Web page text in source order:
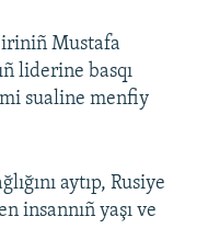
Mustafa
liderine basqı
sualine menfiy
aytıp, Rusiye
insannıñ yaşı ve